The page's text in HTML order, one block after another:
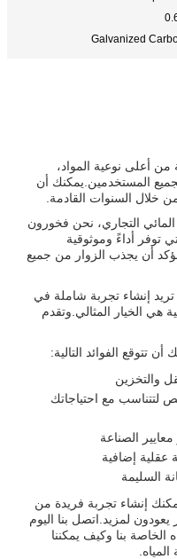
Galvanized
من أعلى نوعية المواد،
المستخدمين.يمكنك أن
خلال السنوات القادمة.
التجاري، نحن فخورون
توفر أداءً وموثوقية
أن يجذب الزوار من جميع
إنشاء تجربة شاملة في
هي الخيار المثالي.وتقدم
أن تتوقع الفوائد التالية:
والتخزين
مع احتياجاتك
الصناعة
إضافية
السليمة
إنشاء تجربة فريدة من
لمزيد.اتصل بنا اليوم
الخاصة بنا وكيف يمكننا